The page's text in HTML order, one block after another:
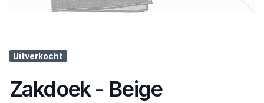
Uitverkocht
Zakdoek - Beige